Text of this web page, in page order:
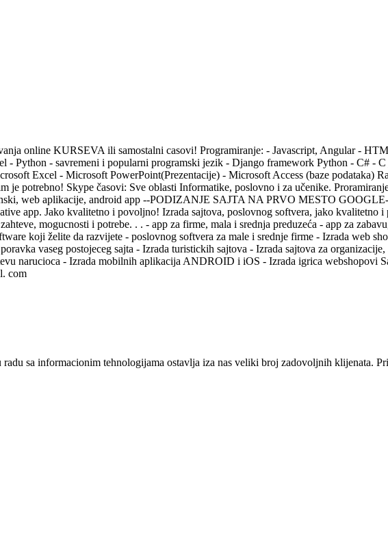
online KURSEVA ili samostalni casovi! Programiranje: - Javascript, Angular -
- Python - savremeni i popularni programski jezik - Django framework Python - C# -
Excel - Microsoft PowerPoint(Prezentacije) - Microsoft Access (baze podataka)
je potrebno! Skype časovi: Sve oblasti Informatike, poslovno i za učenike.
web aplikacije, android app --PODIZANJE SAJTA NA PRVO MESTO
app. Jako kvalitetno i povoljno! Izrada sajtova, poslovnog softvera, jako kvalitetno
mogucnosti i potrebe. . . - app za firme, mala i srednja preduzeća - app za
koji želite da razvijete - poslovnog softvera za male i srednje firme - Izrada web
vaseg postojeceg sajta - Izrada turistickih sajtova - Izrada sajtova za
narucioca - Izrada mobilnih aplikacija ANDROID i iOS - Izrada igrica webshopovi
com
sa informacionim tehnologijama ostavlja iza nas veliki broj zadovoljnih klijenata.